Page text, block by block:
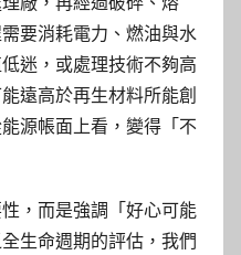
要消耗電力、燃油與水
迷，或處理技術不夠高
遠高於再生材料所能創
源帳面上看，變得「不
，而是強調「好心可能
生命週期的評估，我們